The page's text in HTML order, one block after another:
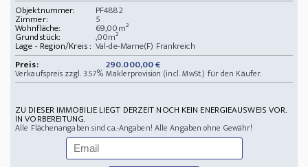
Objektnummer:
PF4882
Zimmer: 5
Wohnfläche: 69,00m²
Grundstück: ,00m²
Lage - Region/Kreis : Val-de-Marne(F) Frankreich
Preis:
290.000,00 €
Verkaufspreis zzgl. 3.57% Maklerprovision (incl. MwSt.) für den Käufer.
ZU DIESER IMMOBILIE LIEGT DERZEIT NOCH KEIN ENERGIEAUSWEIS VOR.
IN VORBEREITUNG.
Alle Flächenangaben sind ca.-Angaben! Alle Angaben ohne Gewähr!